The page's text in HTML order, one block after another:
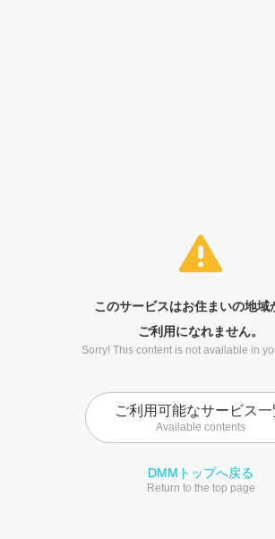
このサービスはお住まいの地域
ご利用になれません。
Sorry! This content is not available in
ご利用可能なサービス一
Available contents
DMMトップへ戻る
Return to the top page